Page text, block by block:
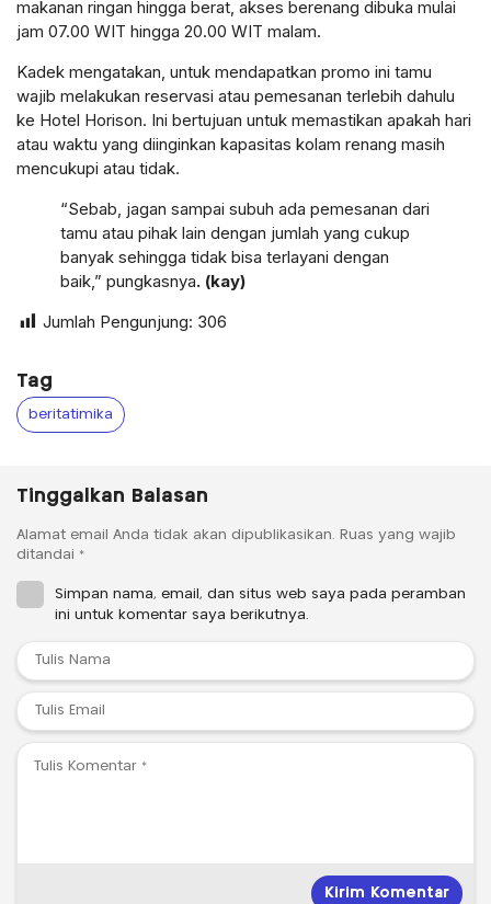
makanan ringan hingga berat, akses berenang dibuka mulai
jam 07.00 WIT hingga 20.00 WIT malam.
Kadek mengatakan, untuk mendapatkan promo ini tamu
wajib melakukan reservasi atau pemesanan terlebih dahulu
ke Hotel Horison. Ini bertujuan untuk memastikan apakah hari
atau waktu yang diinginkan kapasitas kolam renang masih
mencukupi atau tidak.
“Sebab, jagan sampai subuh ada pemesanan dari
tamu atau pihak lain dengan jumlah yang cukup
banyak sehingga tidak bisa terlayani dengan
baik,” pungkasnya. (kay)
Jumlah Pengunjung: 306
Tag
beritatimika
Tinggalkan Balasan
Alamat email Anda tidak akan dipublikasikan. Ruas yang wajib
ditandai *
Simpan nama, email, dan situs web saya pada peramban
ini untuk komentar saya berikutnya.